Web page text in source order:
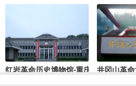
红岩革命历史博物馆-重庆红色培训基地
井冈山革